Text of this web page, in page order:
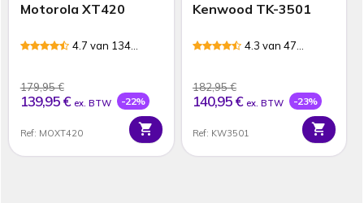
Motorola XT420
4.7 van 134
179,95 €
139,95 € ex. BTW -22%
Ref: MOXT420
Kenwood TK-3501
4.3 van 47
182,95 €
140,95 € ex. BTW -23%
Ref: KW3501